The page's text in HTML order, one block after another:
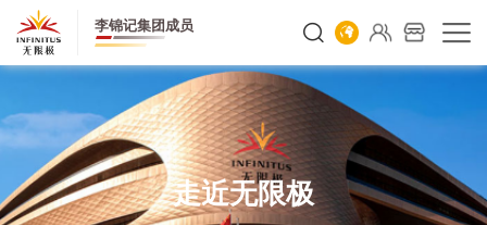
李锦记集团成员
走近无限极